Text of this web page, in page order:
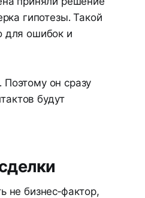
гипотезы. Такой
для ошибок и
он сразу
будут
не бизнес‑фактор,